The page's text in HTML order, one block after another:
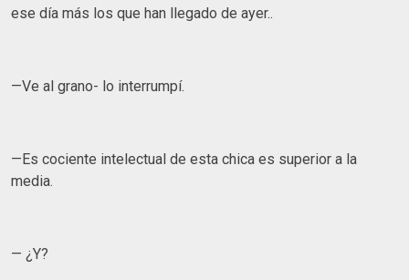
ese día más los que han llegado de ayer..
—Ve al grano- lo interrumpí.
—Es cociente intelectual de esta chica es superior a la
media.
— ¿Y?